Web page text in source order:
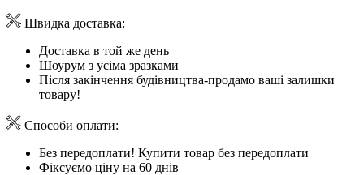
Швидка доставка:
Доставка в той же день
Шоурум з усіма зразками
Після закінчення будівництва-продамо ваші залишки
товару!
Способи оплати:
Без передоплати! Купити товар без передоплати
Фіксуємо ціну на 60 днів